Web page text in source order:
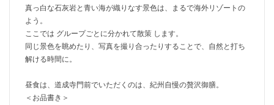
真っ白な石灰岩と青い海が織りなす景色は、まるで海外リゾートの
よう。
ここでは グループごとに分かれて散策 します。
同じ景色を眺めたり、写真を撮り合ったりすることで、自然と打ち
解ける時間に。
昼食は、道成寺門前でいただくのは、紀州自慢の贅沢御膳。
＜お品書き＞